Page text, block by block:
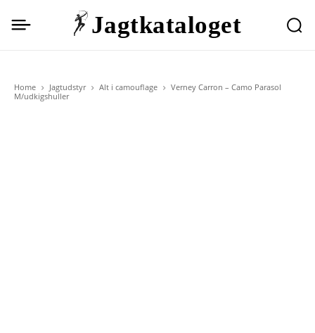
Jagtkataloget
Home Jagtudstyr Alt i camouflage
Verney Carron – Camo Parasol
M/udkigshuller